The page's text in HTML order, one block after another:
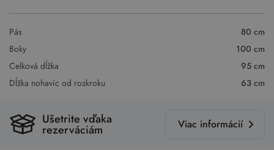
Pás
80 cm
Boky
100 cm
Celková dĺžka
95 cm
Dĺžka nohavíc od rozkroku
63 cm
Ušetrite vďaka
rezerváciám Viac informácií